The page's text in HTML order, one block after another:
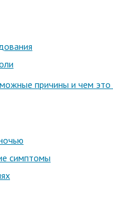
причины и чем это
симптомы